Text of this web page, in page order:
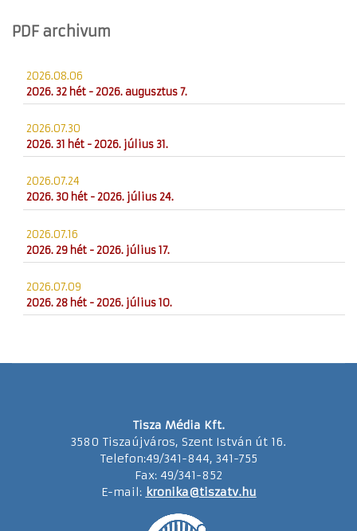
PDF archivum
2026.08.06
2026. 32 hét - 2026. augusztus 7.
2026.07.30
2026. 31 hét - 2026. július 31.
2026.07.24
2026. 30 hét - 2026. július 24.
2026.07.16
2026. 29 hét - 2026. július 17.
2026.07.09
2026. 28 hét - 2026. július 10.
Tisza Média Kft.
3580 Tiszaújváros, Szent István út 16.
Telefon:49/341-844, 341-755
Fax: 49/341-852
E-mail: kronika@tiszatv.hu